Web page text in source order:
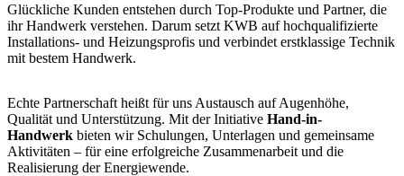
Glückliche Kunden entstehen durch Top-Produkte und Partner, die
ihr Handwerk verstehen. Darum setzt KWB auf hochqualifizierte
Installations- und Heizungsprofis und verbindet erstklassige Technik
mit bestem Handwerk.
Echte Partnerschaft heißt für uns Austausch auf Augenhöhe,
Qualität und Unterstützung. Mit der Initiative Hand-in-
Handwerk bieten wir Schulungen, Unterlagen und gemeinsame
Aktivitäten – für eine erfolgreiche Zusammenarbeit und die
Realisierung der Energiewende.